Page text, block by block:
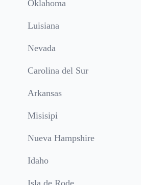
Oklahoma
Luisiana
Nevada
Carolina del Sur
Arkansas
Misisipi
Nueva Hampshire
Idaho
Isla de Rode